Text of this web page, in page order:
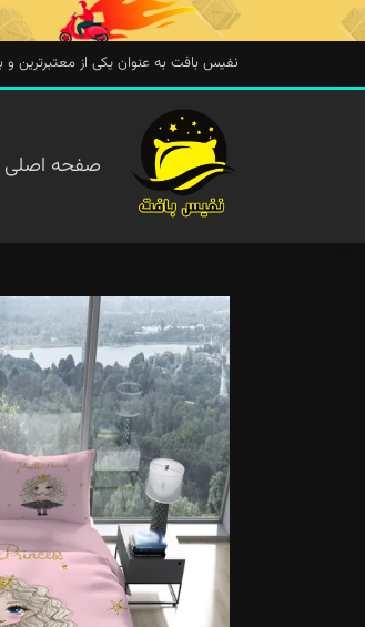
نفیس بافت به عنوان یکی از معتبرترین و
صفحه اصلی